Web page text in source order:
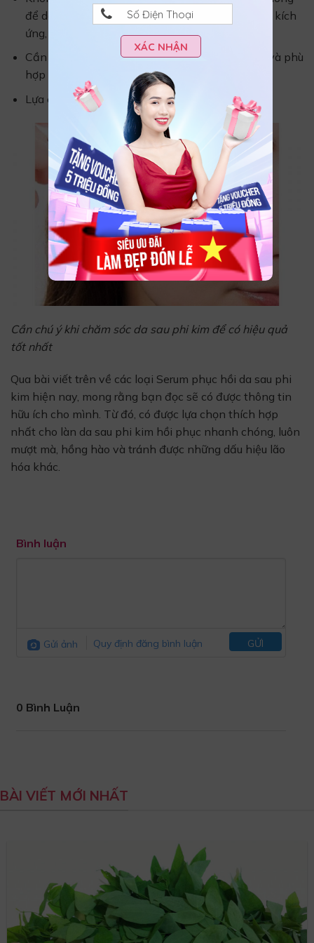
để da tiếp xúc với khói bụi, tia UV sẽ khiến da bị kích
ứng, mẩn đỏ.
Cần chọn loại serum đến từ thương hiệu uy tín, và phù
hợp với tình trạng, tính chất da.
Lựa chọn đơn vị cung cấp dịch vụ phi kim uy tín.
Cần chú ý khi chăm sóc da sau phi kim để có hiệu quả
tốt nhất
Qua bài viết trên về các loại Serum phục hồi da sau phi
kim hiện nay, mong rằng bạn đọc sẽ có được thông tin
hữu ích cho mình. Từ đó, có được lựa chọn thích hợp
nhất cho làn da sau phi kim hồi phục nhanh chóng, luôn
mượt mà, hồng hào và tránh được những dấu hiệu lão
hóa khác.
Bình luận
Gửi ảnh Quy định đăng bình luận GỬI
0 Bình Luận
BÀI VIẾT MỚI NHẤT
XÁC NHẬN